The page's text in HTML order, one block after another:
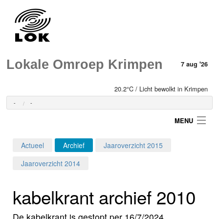
Lokale Omroep Krimpen 7 aug '26
20.2°C / Licht bewolkt in Krimpen
- -
MENU
Programma's
Actueel Archief
Jaaroverzicht 2015
Jaaroverzicht 2014
kabelkrant archief 2010